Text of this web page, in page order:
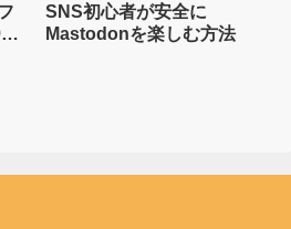
6
SNS初心者が安全に
Mastodonを楽しむ方法